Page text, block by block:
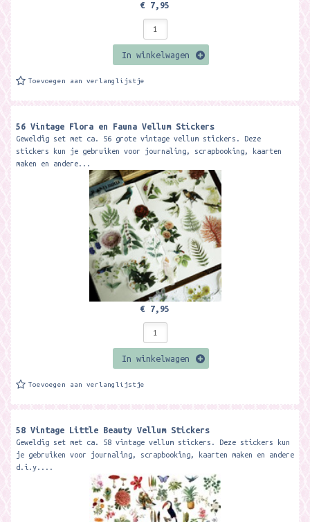
€ 7,95
In winkelwagen
Toevoegen aan verlanglijstje
56 Vintage Flora en Fauna Vellum Stickers
Geweldig set met ca. 56 grote vintage vellum stickers. Deze
stickers kun je gebruiken voor journaling, scrapbooking, kaarten
maken en andere...
€ 7,95
In winkelwagen
Toevoegen aan verlanglijstje
58 Vintage Little Beauty Vellum Stickers
Geweldig set met ca. 58 vintage vellum stickers. Deze stickers kun
je gebruiken voor journaling, scrapbooking, kaarten maken en andere
d.i.y....